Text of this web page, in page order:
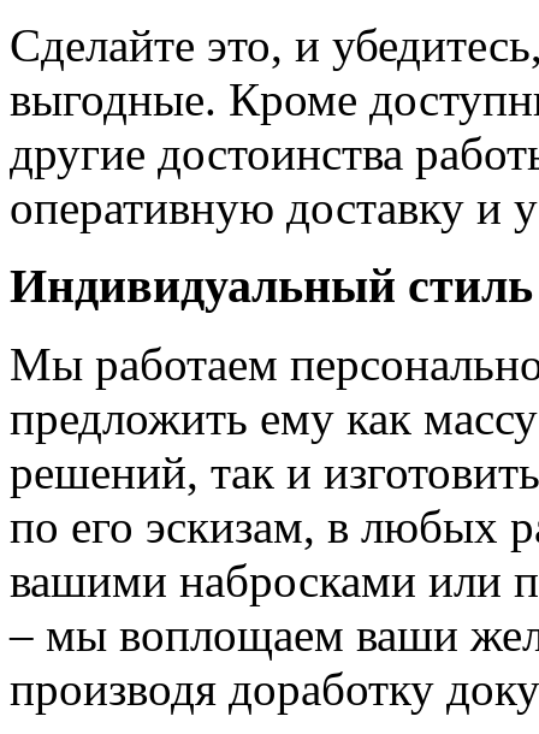
Сделайте это, и
выгодные. Кроме
другие достоинства
оперативную доставку и
Индивидуальный стиль
Мы работаем
предложить ему как
решений, так и
по его эскизам, в любых
вашими набросками или
– мы воплощаем ваши
производя доработку